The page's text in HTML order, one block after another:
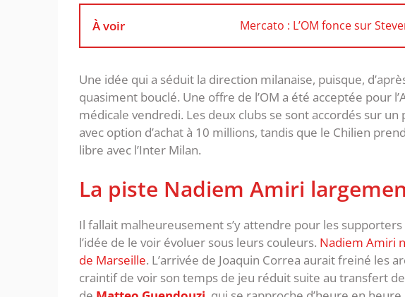
À voir Mercato : L’OM fonce sur
Une idée qui a séduit la direction milanaise, puisque,
quasiment bouclé. Une offre de l’OM a été acceptée pour
médicale vendredi. Les deux clubs se sont accordés sur un
avec option d’achat à 10 millions, tandis que le Chilien
libre avec l’Inter Milan.
La piste Nadiem Amiri
Il fallait malheureusement s’y attendre pour les
l’idée de le voir évoluer sous leurs couleurs. Nadiem Amiri
de Marseille. L’arrivée de Joaquin Correa aurait freiné les
craintif de voir son temps de jeu réduit suite au transfert